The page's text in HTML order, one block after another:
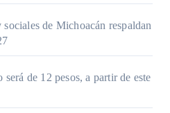
de Michoacán respaldan
de 12 pesos, a partir de este